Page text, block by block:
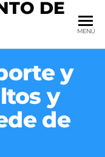
DE
MENÚ
y
y
de